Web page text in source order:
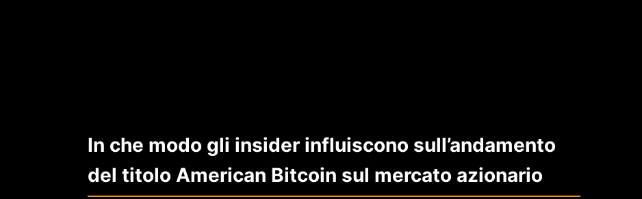
In che modo gli insider influiscono sull’andamento
del titolo American Bitcoin sul mercato azionario